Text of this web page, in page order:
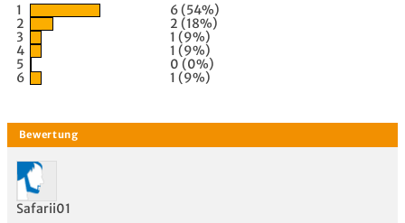
1
6 (54%)
2
2 (18%)
3
1 (9%)
4
1 (9%)
5
0 (0%)
6
1 (9%)
Safarii01